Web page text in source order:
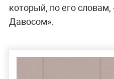
который, по его
Давосом».